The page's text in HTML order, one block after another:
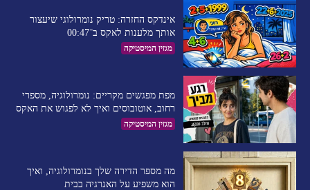
אינדקס החזרה: טריק נומרולוגי שיעצור
אותך מלענות לאקס ב־00:47
מגזין המיסטיקה
מפת מפגשים מקריים: נומרולוגיה, מספרי
רחוב, אוטובוסים ואיך לא לפגוש את האקס
מגזין המיסטיקה
מה מספר הדירה שלך בנומרולוגיה, ואיך
הוא משפיע על האנרגיה בבית